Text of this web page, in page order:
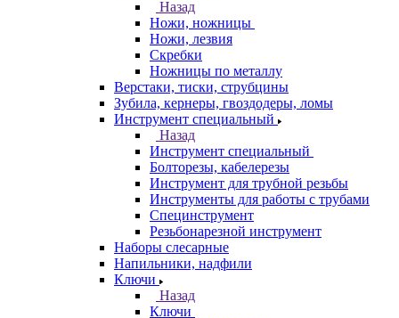
Назад
Ножи, ножницы
Ножи, лезвия
Скребки
Ножницы по металлу
Верстаки, тиски, струбцины
Зубила, кернеры, гвоздодеры, ломы
Инструмент специальный
Назад
Инструмент специальный
Болторезы, кабелерезы
Инструмент для трубной резьбы
Инструменты для работы с трубами
Специнструмент
Резьбонарезной инструмент
Наборы слесарные
Напильники, надфили
Ключи
Назад
Ключи